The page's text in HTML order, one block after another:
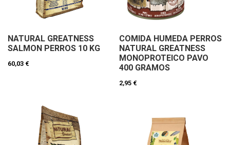
NATURAL GREATNESS
SALMON PERROS 10 KG
60,03 €
COMIDA HUMEDA PERROS
NATURAL GREATNESS
MONOPROTEICO PAVO
400 GRAMOS
2,95 €